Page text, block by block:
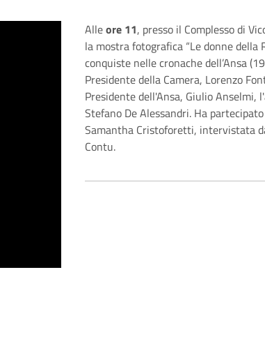
Alleore 11, presso il Complesso di
la mostra fotografica “Le donne
conquiste nelle cronache dell’Ansa
Presidente della Camera, Lorenzo
Presidente dell'Ansa, Giulio Anselmi,
Stefano De Alessandri. Ha
Samantha Cristoforetti, intervistata
Contu.